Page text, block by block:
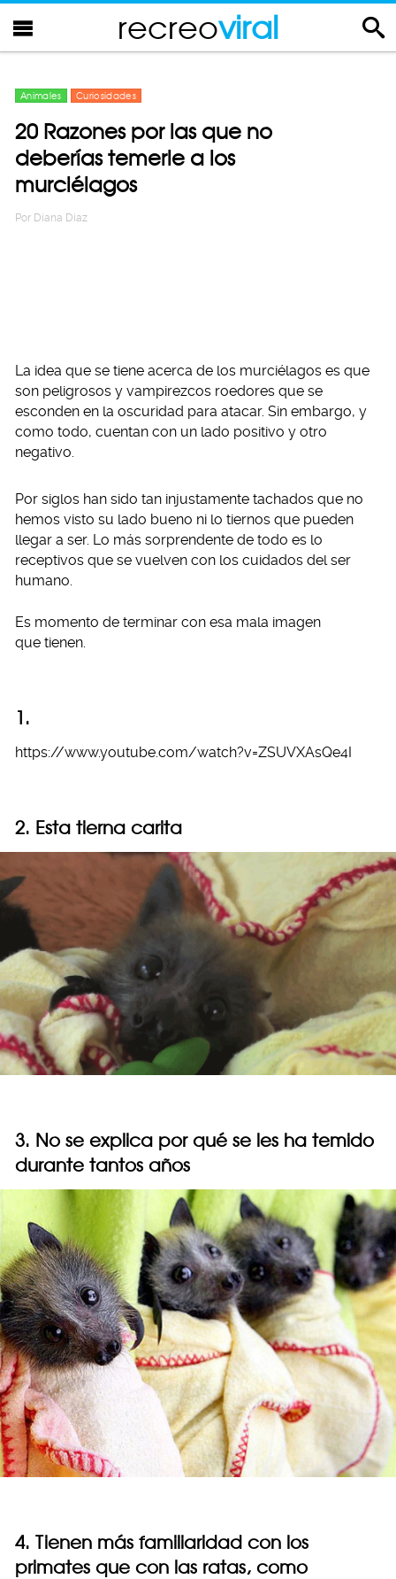
recreoviral
Animales Curiosidades
20 Razones por las que no
deberías temerle a los
murciélagos
Por Diana Diaz
La idea que se tiene acerca de los murciélagos es que
son peligrosos y vampirezcos roedores que se
esconden en la oscuridad para atacar. Sin embargo, y
como todo, cuentan con un lado positivo y otro
negativo.
Por siglos han sido tan injustamente tachados que no
hemos visto su lado bueno ni lo tiernos que pueden
llegar a ser. Lo más sorprendente de todo es lo
receptivos que se vuelven con los cuidados del ser
humano.
Es momento de terminar con esa mala imagen
que tienen.
1.
https://www.youtube.com/watch?v=ZSUVXAsQe4I
2. Esta tierna carita
3. No se explica por qué se les ha temido
durante tantos años
4. Tienen más familiaridad con los
primates que con las ratas, como